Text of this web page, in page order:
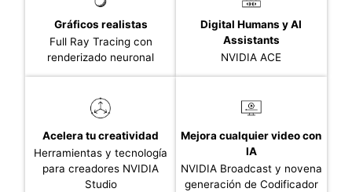
Gráficos realistas
Full Ray Tracing con
renderizado neuronal
Digital Humans y AI
Assistants
NVIDIA ACE
Acelera tu creatividad
Herramientas y tecnología
para creadores NVIDIA
Studio
Mejora cualquier video con
IA
NVIDIA Broadcast y novena
generación de Codificador